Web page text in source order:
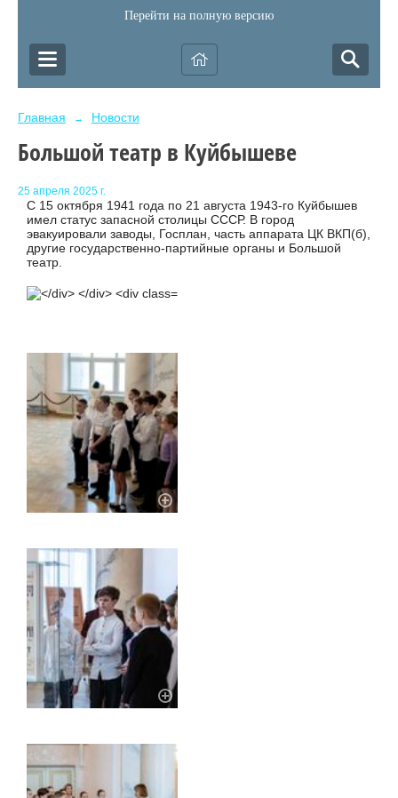
Перейти на полную версию
Главная → Новости
Большой театр в Куйбышеве
25 апреля 2025 г.
С 15 октября 1941 года по 21 августа 1943-го Куйбышев
имел статус запасной столицы СССР. В город
эвакуировали заводы, Госплан, часть аппарата ЦК ВКП(б),
другие государственно-партийные органы и Большой
театр.